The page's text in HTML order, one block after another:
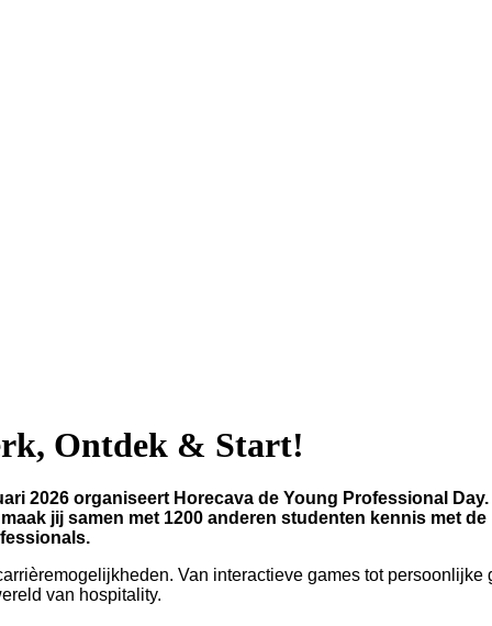
Ontdek & Start!
2026 organiseert Horecava de Young Professional
jij samen met 1200 anderen studenten kennis met
Van interactieve games tot
van hospitality.